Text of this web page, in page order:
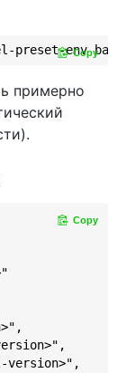
Copy
примерно
version>",
Copy